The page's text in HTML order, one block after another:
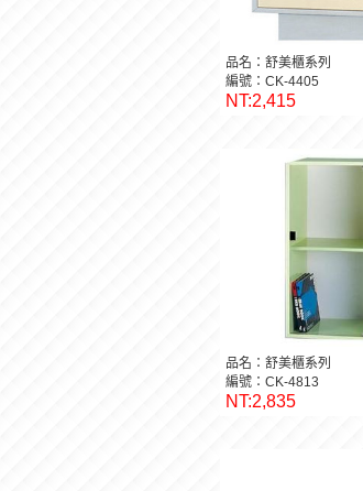
品名：舒美櫃系列
編號：CK-4405
NT:2,415
品名：舒美櫃系列
編號：CK-4813
NT:2,835